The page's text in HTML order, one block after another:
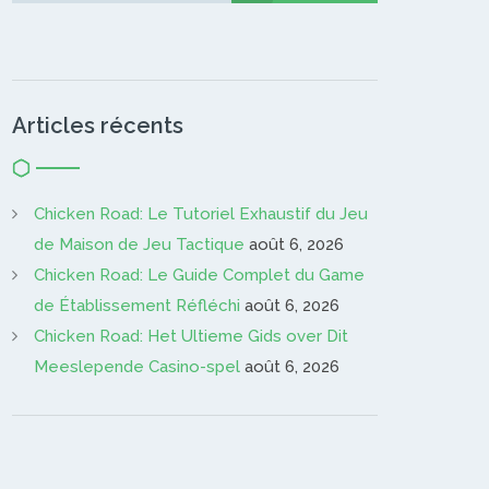
Articles récents
Chicken Road: Le Tutoriel Exhaustif du Jeu
de Maison de Jeu Tactique août 6, 2026
Chicken Road: Le Guide Complet du Game
de Établissement Réfléchi août 6, 2026
Chicken Road: Het Ultieme Gids over Dit
Meeslepende Casino-spel août 6, 2026